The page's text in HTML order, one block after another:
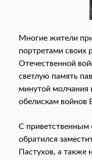
Многие жители
портретами своих
Отечественной
светлую память
минутой молчания
обелискам войнов
С приветственным
обратился
Пастухов, а также